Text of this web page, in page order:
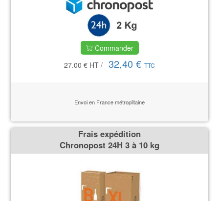
Commander
27.00 € HT / 32,40 € TTC
Envoi en France métroplitaine
Frais expédition
Chronopost 24H 3 à 10 kg